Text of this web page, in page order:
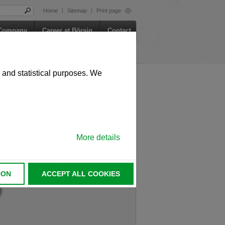
statistical purposes. We
More details
ACCEPT ALL COOKIES
auch auf Englisch verfügbar. Möchten
auf Tschechisch verfügbar.
in German. Would you like to switch to
Home Sitemap Print page
Career at Börsig Contact